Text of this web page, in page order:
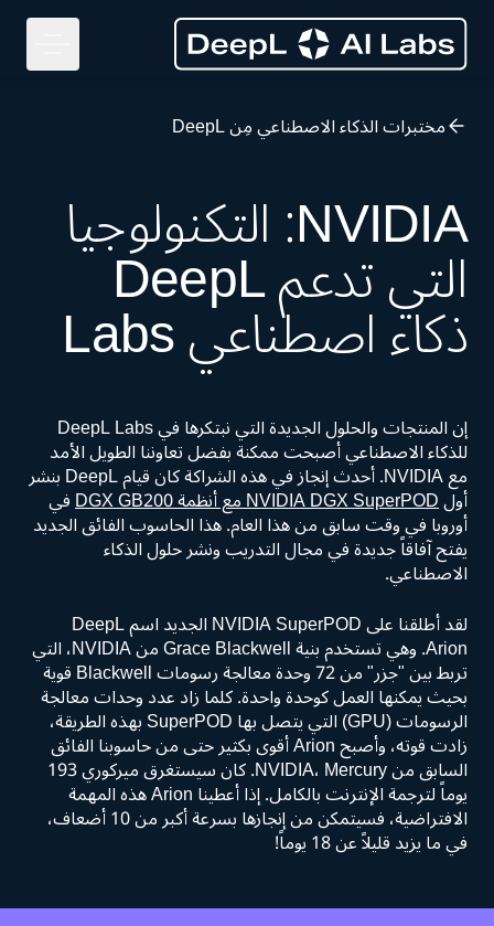
مختبرات الذكاء الاصطناعي مِن DeepL
NVIDIA: التكنولوجيا
التي تدعم DeepLذكاء اصطناعي Labs
إن المنتجات والحلول الجديدة التي نبتكرها في DeepL Labs
للذكاء الاصطناعي أصبحت ممكنة بفضل تعاوننا الطويل الأمد
مع NVIDIA. أحدث إنجاز في هذه الشراكة كان قيام DeepL بنشر
أولNVIDIA DGX SuperPOD مع أنظمة DGX GB200 في
أوروبا في وقت سابق من هذا العام. هذا الحاسوب الفائق الجديد
يفتح آفاقاً جديدة في مجال التدريب ونشر حلول الذكاء
الاصطناعي.
لقد أطلقنا على NVIDIA SuperPOD الجديد اسم DeepL
Arion. وهي تستخدم بنية Grace Blackwell من NVIDIA، التي
تربط بين "جزر" من 72 وحدة معالجة رسومات Blackwell قوية
بحيث يمكنها العمل كوحدة واحدة. كلما زاد عدد وحدات معالجة
الرسومات (GPU) التي يتصل بها SuperPOD بهذه الطريقة،
زادت قوته، وأصبح Arion أقوى بكثير حتى من حاسوبنا الفائق
السابق من NVIDIA، Mercury. كان سيستغرق ميركوري 193
يوماً لترجمة الإنترنت بالكامل. إذا أعطينا Arion هذه المهمة
الافتراضية، فسيتمكن من إنجازها بسرعة أكبر من 10 أضعاف،
في ما يزيد قليلاً عن 18 يوماً!